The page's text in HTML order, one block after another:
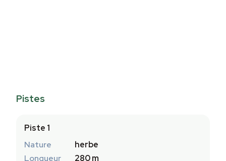
Pistes
Piste 1
Nature
herbe
Longueur
280 m